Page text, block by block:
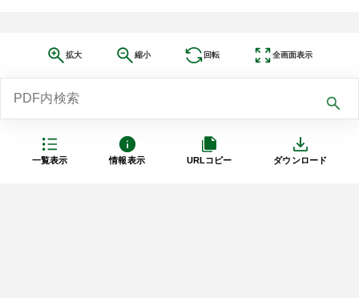
一覧表示 情報表示 URLコピー ダウンロード
拡大 縮小 回転 全画面表示